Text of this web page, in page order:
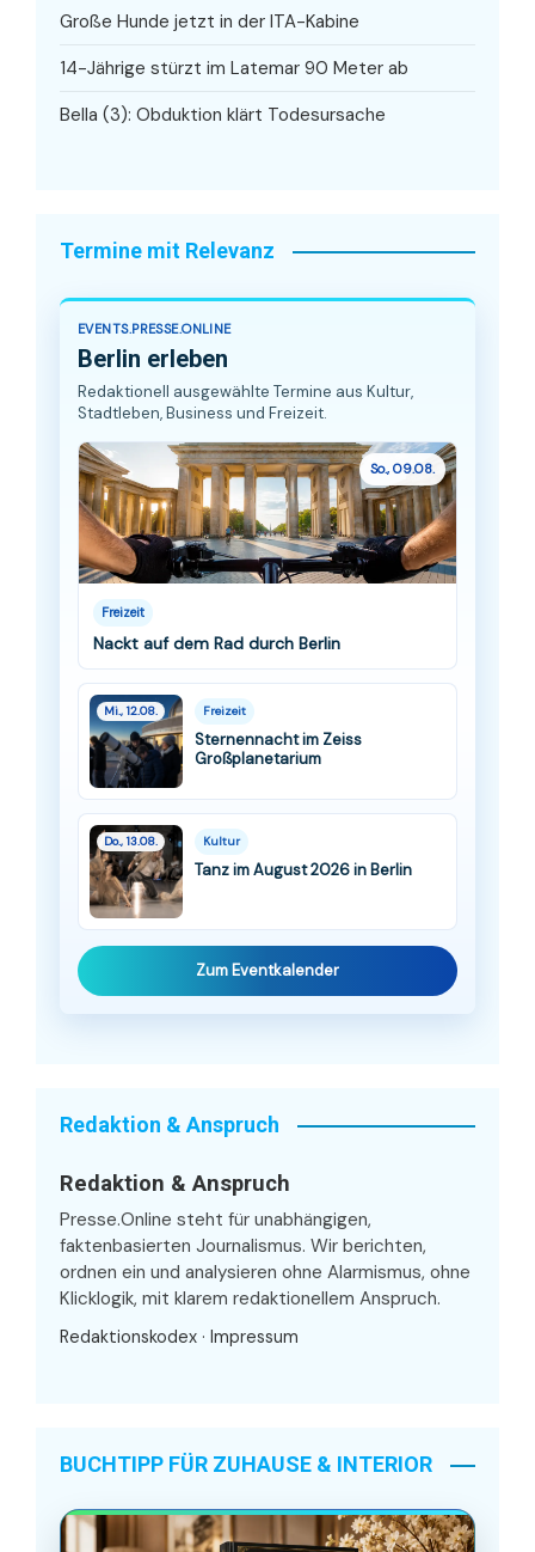
Große Hunde jetzt in der ITA-Kabine
14-Jährige stürzt im Latemar 90 Meter ab
Bella (3): Obduktion klärt Todesursache
Termine mit Relevanz
EVENTS.PRESSE.ONLINE
Berlin erleben
Redaktionell ausgewählte Termine aus Kultur,
Stadtleben, Business und Freizeit.
So., 09.08.
Freizeit
Nackt auf dem Rad durch Berlin
Mi., 12.08. Freizeit
Sternennacht im Zeiss
Großplanetarium
Do., 13.08. Kultur
Tanz im August 2026 in Berlin
Zum Eventkalender
Redaktion & Anspruch
Redaktion & Anspruch
Presse.Online steht für unabhängigen,
faktenbasierten Journalismus. Wir berichten,
ordnen ein und analysieren ohne Alarmismus, ohne
Klicklogik, mit klarem redaktionellem Anspruch.
Redaktionskodex · Impressum
BUCHTIPP FÜR ZUHAUSE & INTERIOR